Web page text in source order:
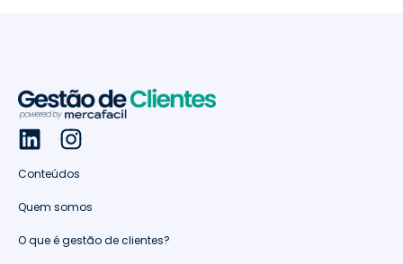
Conteúdos
Quem somos
O que é gestão de clientes?